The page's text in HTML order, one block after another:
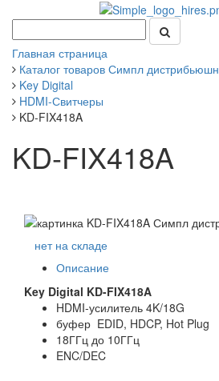
Главная страница
Каталог товаров Симпл дистрибьюшн
Key Digital
HDMI-Свитчеры
KD-FIX418A
KD-FIX418A
нет на складе
Описание
Key Digital KD-FIX418A
HDMI-усилитель 4K/18G
буфер EDID, HDCP, Hot Plug
18ГГц до 10ГГц
ENC/DEC